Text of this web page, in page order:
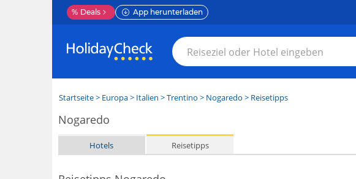
% Deals App herunterladen
Startseite> Europa> Italien >Trentino > Nogaredo > Reisetipps
Nogaredo
Hotels Reisetipps